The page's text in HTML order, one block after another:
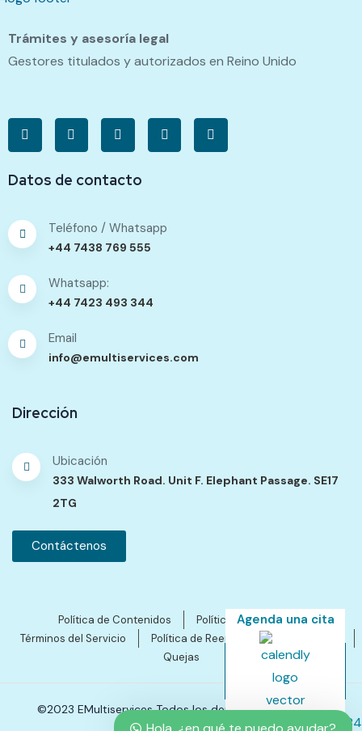
Trámites y asesoría legal
Gestores titulados y autorizados en Reino Unido
Datos de contacto
Teléfono / Whatsapp
+44 7438 769 555
Whatsapp:
+44 7423 493 344
Email
info@emultiservices.com
Dirección
Ubicación
333 Walworth Road. Unit F. Elephant Passage. SE17
2TG
Contáctenos
Política de Contenidos
Política de Privacidad
Términos del Servicio
Política de Reembolsos y Cancelación
Quejas
©2023 EMultiservices Todos los derechos reservados.
Agenda una cita